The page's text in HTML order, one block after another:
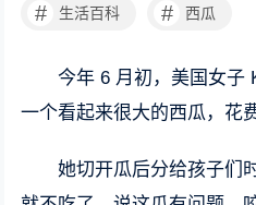
# 生活百科 # 西瓜
今年 6 月初，美国女子
一个看起来很大的西瓜，花
她切开瓜后分给孩子们